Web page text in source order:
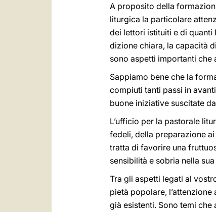
A proposito della
liturgica la particolare
dei lettori istituiti e di quanti
dizione chiara, la capacità
sono aspetti importanti
Sappiamo bene che la
compiuti tanti passi in
buone iniziative suscitate
L’ufficio per la pastorale
fedeli, della preparazione
tratta di favorire una
sensibilità e sobria nella
Tra gli aspetti legati al
pietà popolare,
già esistenti. Sono temi